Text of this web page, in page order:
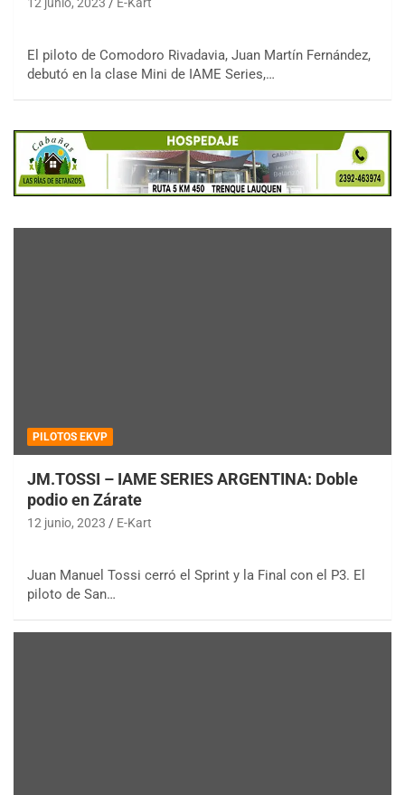
El piloto de Comodoro Rivadavia, Juan Martín Fernández,
debutó en la clase Mini de IAME Series,…
PILOTOS EKVP
JM.TOSSI – IAME SERIES ARGENTINA: Doble
podio en Zárate
12 junio, 2023 E-Kart
Juan Manuel Tossi cerró el Sprint y la Final con el P3. El
piloto de San…